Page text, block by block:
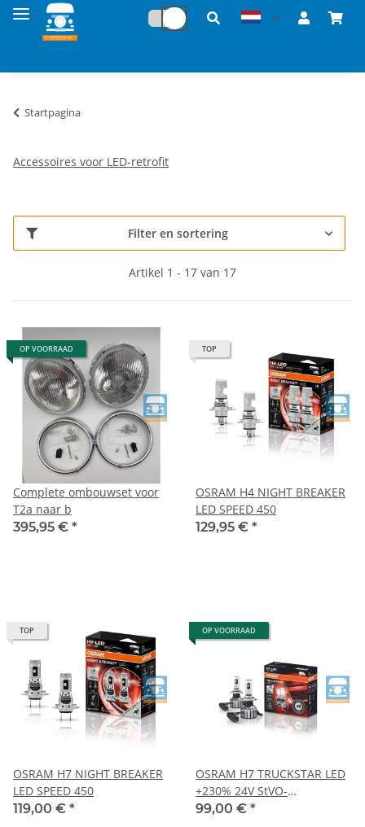
Startpagina
Accessoires voor LED-retrofit
Filter en sortering
Artikel 1 - 17 van 17
OP VOORRAAD
Complete ombouwset voor
T2a naar b
395,95 € *
TOP
OSRAM H4 NIGHT BREAKER
LED SPEED 450
129,95 € *
TOP
OSRAM H7 NIGHT BREAKER
LED SPEED 450
119,00 € *
OP VOORRAAD
OSRAM H7 TRUCKSTAR LED
+230% 24V StVO-
compatibele LED
99,00 € *